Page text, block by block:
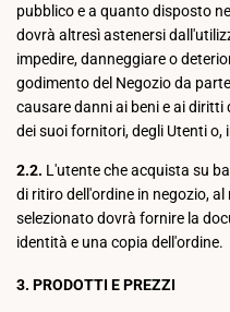
pubblico e a quanto disposto
dovrà altresì astenersi
impedire, danneggiare o
godimento del Negozio da
causare danni ai beni e ai diritti
dei suoi fornitori, degli Utenti o,
2.2. L'utente che acquista su
di ritiro dell'ordine in negozio,
selezionato dovrà fornire la
identità e una copia dell'ordine.
3. PRODOTTI E PREZZI